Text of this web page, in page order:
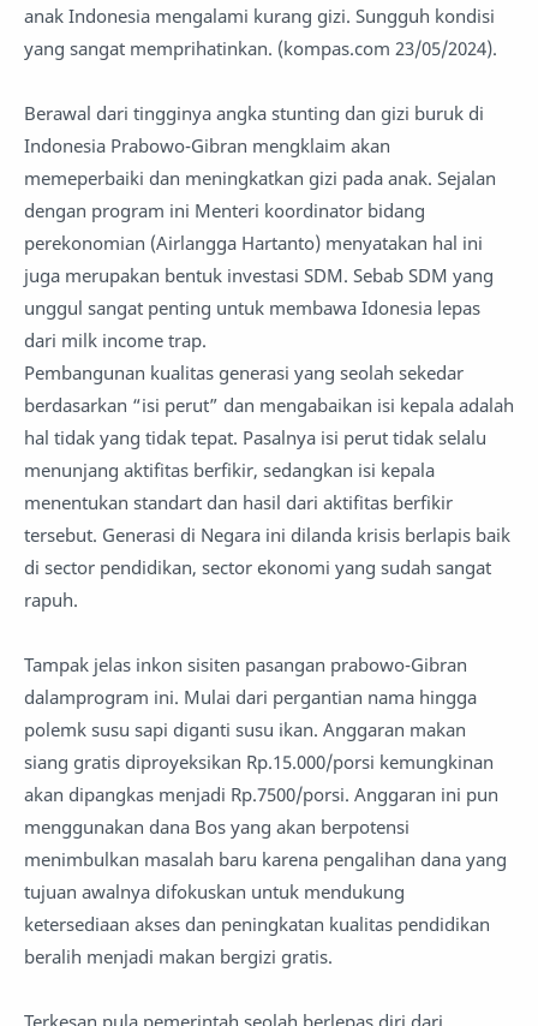
anak Indonesia mengalami kurang gizi. Sungguh kondisi
yang sangat memprihatinkan. (kompas.com 23/05/2024).
Berawal dari tingginya angka stunting dan gizi buruk di
Indonesia Prabowo-Gibran mengklaim akan
memeperbaiki dan meningkatkan gizi pada anak. Sejalan
dengan program ini Menteri koordinator bidang
perekonomian (Airlangga Hartanto) menyatakan hal ini
juga merupakan bentuk investasi SDM. Sebab SDM yang
unggul sangat penting untuk membawa Idonesia lepas
dari milk income trap.
Pembangunan kualitas generasi yang seolah sekedar
berdasarkan “isi perut” dan mengabaikan isi kepala adalah
hal tidak yang tidak tepat. Pasalnya isi perut tidak selalu
menunjang aktifitas berfikir, sedangkan isi kepala
menentukan standart dan hasil dari aktifitas berfikir
tersebut. Generasi di Negara ini dilanda krisis berlapis baik
di sector pendidikan, sector ekonomi yang sudah sangat
rapuh.
Tampak jelas inkon sisiten pasangan prabowo-Gibran
dalamprogram ini. Mulai dari pergantian nama hingga
polemk susu sapi diganti susu ikan. Anggaran makan
siang gratis diproyeksikan Rp.15.000/porsi kemungkinan
akan dipangkas menjadi Rp.7500/porsi. Anggaran ini pun
menggunakan dana Bos yang akan berpotensi
menimbulkan masalah baru karena pengalihan dana yang
tujuan awalnya difokuskan untuk mendukung
ketersediaan akses dan peningkatan kualitas pendidikan
beralih menjadi makan bergizi gratis.
Terkesan pula pemerintah seolah berlepas diri dari